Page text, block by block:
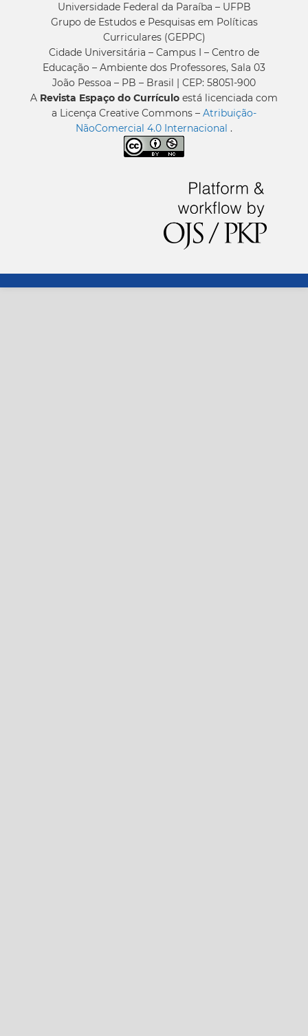
Universidade Federal da Paraíba – UFPB
Grupo de Estudos e Pesquisas em Políticas
Curriculares (GEPPC)
Cidade Universitária – Campus I – Centro de
Educação – Ambiente dos Professores, Sala 03
João Pessoa – PB – Brasil | CEP: 58051-900
A Revista Espaço do Currículo está licenciada com
a Licença Creative Commons – Atribuição-
NãoComercial 4.0 Internacional .